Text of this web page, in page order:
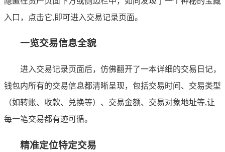
入口，点击它,即可进入交易记录页面。
一览交易信息全貌
进入交易记录页面后，仿佛翻开了一本详细的交易日记，
钱包内所有的交易信息都清晰呈现，包括交易时间、交易类型
（如转账、收款、兑换等）、交易金额、交易对象地址等,让
每一笔交易都有迹可循。
精准定位特定交易